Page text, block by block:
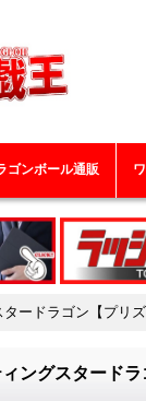
ゴンボール通販
タードラゴン【プリ
ィングスタード